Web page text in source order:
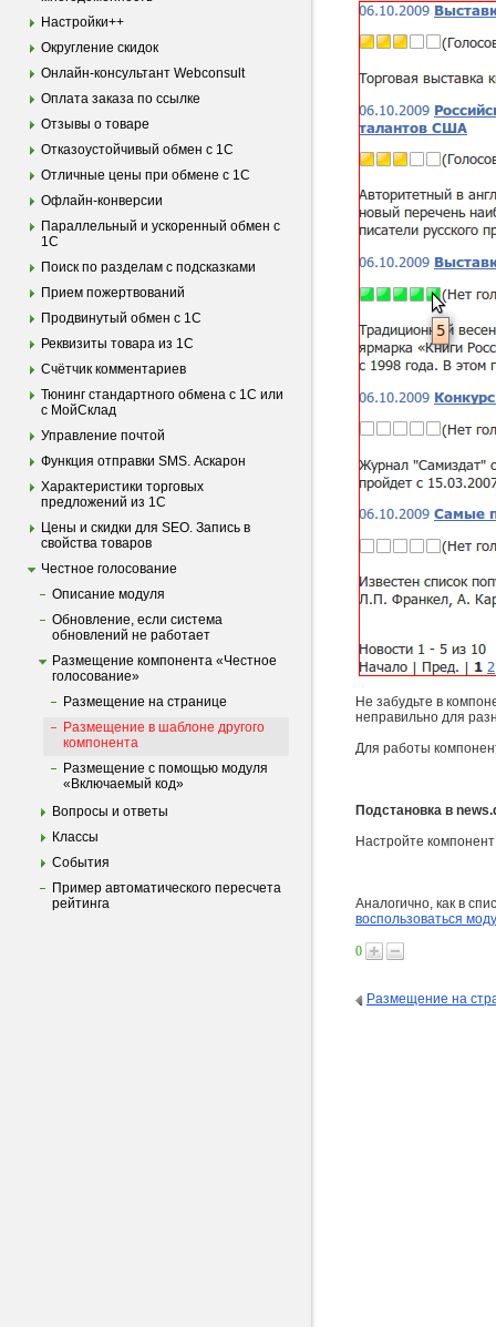
Настройки++
Округление скидок
Онлайн-консультант Webconsult
Оплата заказа по ссылке
Отзывы о товаре
Отказоустойчивый обмен с 1С
Отличные цены при обмене с 1С
Офлайн-конверсии
Параллельный и ускоренный обмен с
1С
Поиск по разделам с подсказками
Прием пожертвований
Продвинутый обмен с 1С
Реквизиты товара из 1С
Счётчик комментариев
Тюнинг стандартного обмена с 1С или
с МойСклад
Управление почтой
Функция отправки SMS. Аскарон
Характеристики торговых
предложений из 1С
Цены и скидки для SEO. Запись в
свойства товаров
Честное голосование
Опиcание модуля
Обновление, если система
обновлений не работает
Размещение компонента «Честное
голосование»
Размещение на странице
Размещение в шаблоне другого
компонента
Размещение с помощью модуля
«Включаемый код»
Вопросы и ответы
Классы
События
Пример автоматического пересчета
рейтинга
Не забудьте в
неправильно для
Для работы
Подстановка в
Настройте
Аналогично, как в
воспользоваться
0
Размещение на